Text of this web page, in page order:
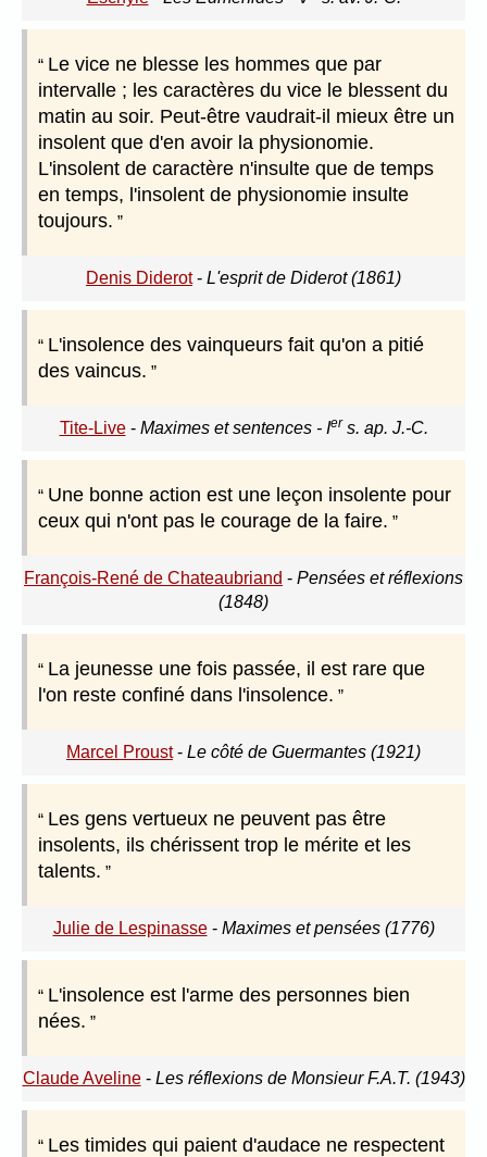
Le vice ne blesse les hommes que par
intervalle ; les caractères du vice le blessent du
matin au soir. Peut-être vaudrait-il mieux être un
insolent que d'en avoir la physionomie.
L'insolent de caractère n'insulte que de temps
en temps, l'insolent de physionomie insulte
toujours.
Denis Diderot- L'esprit de Diderot (1861)
L'insolence des vainqueurs fait qu'on a pitié
des vaincus.
Tite-Live- Maximes et sentences - Ier s. ap. J.-C.
Une bonne action est une leçon insolente pour
ceux qui n'ont pas le courage de la faire.
François-René de Chateaubriand - Pensées et réflexions
(1848)
La jeunesse une fois passée, il est rare que
l'on reste confiné dans l'insolence.
Marcel Proust- Le côté de Guermantes (1921)
Les gens vertueux ne peuvent pas être
insolents, ils chérissent trop le mérite et les
talents.
Julie de Lespinasse- Maximes et pensées (1776)
L'insolence est l'arme des personnes bien
nées.
Claude Aveline- Les réflexions de Monsieur F.A.T. (1943)
Les timides qui paient d'audace ne respectent